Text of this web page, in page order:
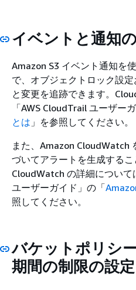
イベントと通知
Amazon S3 イベント通知を
で、オブジェクトロック設
と変更を追跡できます。
「AWS CloudTrail ユーザー
とは 」を参照してください。
また、Amazon CloudWatch
づいてアラートを生成するこ
CloudWatch の詳細について
ユーザーガイド」の「
照してください。
バケットポリシ
期間の制限の設定